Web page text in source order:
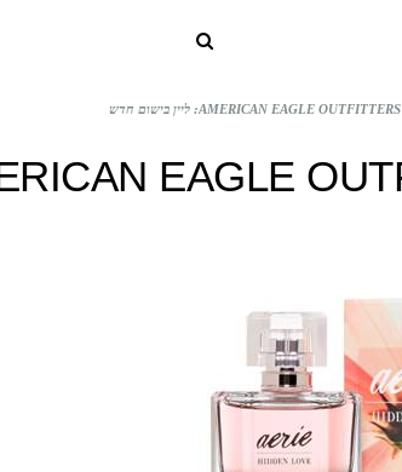
AMERICAN EAGLE OUTFITTERS: ליין בישום חדש